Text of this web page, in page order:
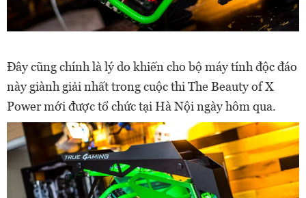
Đây cũng chính là lý do khiến cho bộ máy tính độc đáo
này giành giải nhất trong cuộc thi The Beauty of X
Power mới được tổ chức tại Hà Nội ngày hôm qua.